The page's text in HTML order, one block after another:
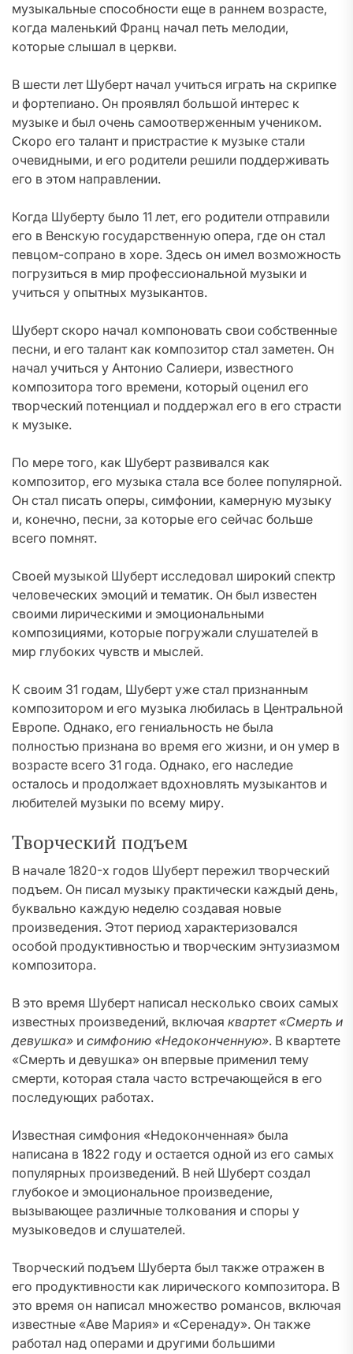
музыкальные способности еще в раннем возрасте,
когда маленький Франц начал петь мелодии,
которые слышал в церкви.
В шести лет Шуберт начал учиться играть на скрипке
и фортепиано. Он проявлял большой интерес к
музыке и был очень самоотверженным учеником.
Скоро его талант и пристрастие к музыке стали
очевидными, и его родители решили поддерживать
его в этом направлении.
Когда Шуберту было 11 лет, его родители отправили
его в Венскую государственную опера, где он стал
певцом-сопрано в хоре. Здесь он имел возможность
погрузиться в мир профессиональной музыки и
учиться у опытных музыкантов.
Шуберт скоро начал компоновать свои собственные
песни, и его талант как композитор стал заметен. Он
начал учиться у Антонио Салиери, известного
композитора того времени, который оценил его
творческий потенциал и поддержал его в его страсти
к музыке.
По мере того, как Шуберт развивался как
композитор, его музыка стала все более популярной.
Он стал писать оперы, симфонии, камерную музыку
и, конечно, песни, за которые его сейчас больше
всего помнят.
Своей музыкой Шуберт исследовал широкий спектр
человеческих эмоций и тематик. Он был известен
своими лирическими и эмоциональными
композициями, которые погружали слушателей в
мир глубоких чувств и мыслей.
К своим 31 годам, Шуберт уже стал признанным
композитором и его музыка любилась в Центральной
Европе. Однако, его гениальность не была
полностью признана во время его жизни, и он умер в
возрасте всего 31 года. Однако, его наследие
осталось и продолжает вдохновлять музыкантов и
любителей музыки по всему миру.
Творческий подъем
В начале 1820-х годов Шуберт пережил творческий
подъем. Он писал музыку практически каждый день,
буквально каждую неделю создавая новые
произведения. Этот период характеризовался
особой продуктивностью и творческим энтузиазмом
композитора.
В это время Шуберт написал несколько своих самых
известных произведений, включая квартет «Смерть и
девушка» и симфонию «Недоконченную». В квартете
«Смерть и девушка» он впервые применил тему
смерти, которая стала часто встречающейся в его
последующих работах.
Известная симфония «Недоконченная» была
написана в 1822 году и остается одной из его самых
популярных произведений. В ней Шуберт создал
глубокое и эмоциональное произведение,
вызывающее различные толкования и споры у
музыковедов и слушателей.
Творческий подъем Шуберта был также отражен в
его продуктивности как лирического композитора. В
это время он написал множество романсов, включая
известные «Аве Мария» и «Серенаду». Он также
работал над операми и другими большими